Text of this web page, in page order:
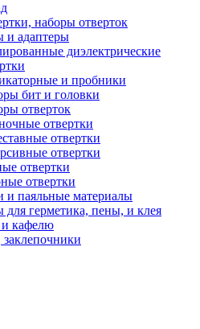
наборы отверток
и адаптеры
диэлектрические
и пробники
бит и головки
отверток
отвертки
отвертки
отвертки
отвертки
отвертки
и паяльные материалы
для герметика, пены, и клея
и кафелю